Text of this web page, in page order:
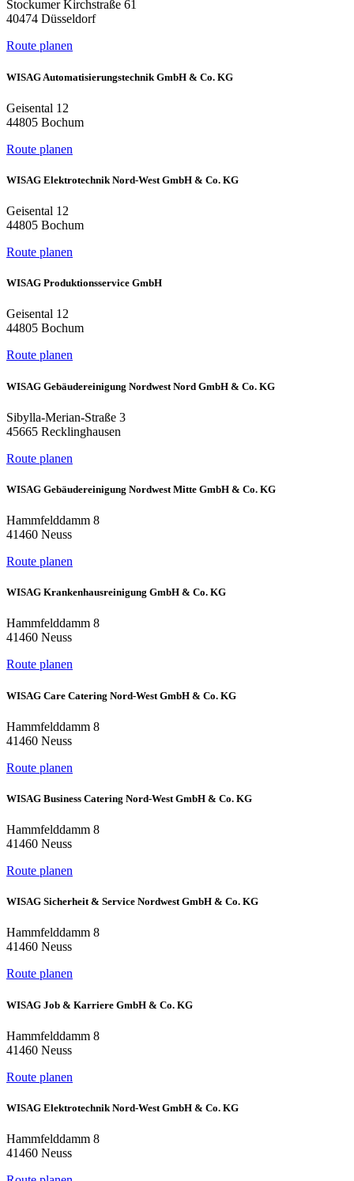
Stockumer Kirchstraße 61
40474 Düsseldorf
Route planen
WISAG Automatisierungstechnik GmbH & Co. KG
Geisental 12
44805 Bochum
Route planen
WISAG Elektrotechnik Nord-West GmbH & Co. KG
Geisental 12
44805 Bochum
Route planen
WISAG Produktionsservice GmbH
Geisental 12
44805 Bochum
Route planen
WISAG Gebäudereinigung Nordwest Nord GmbH & Co. KG
Sibylla-Merian-Straße 3
45665 Recklinghausen
Route planen
WISAG Gebäudereinigung Nordwest Mitte GmbH & Co. KG
Hammfelddamm 8
41460 Neuss
Route planen
WISAG Krankenhausreinigung GmbH & Co. KG
Hammfelddamm 8
41460 Neuss
Route planen
WISAG Care Catering Nord-West GmbH & Co. KG
Hammfelddamm 8
41460 Neuss
Route planen
WISAG Business Catering Nord-West GmbH & Co. KG
Hammfelddamm 8
41460 Neuss
Route planen
WISAG Sicherheit & Service Nordwest GmbH & Co. KG
Hammfelddamm 8
41460 Neuss
Route planen
WISAG Job & Karriere GmbH & Co. KG
Hammfelddamm 8
41460 Neuss
Route planen
WISAG Elektrotechnik Nord-West GmbH & Co. KG
Hammfelddamm 8
41460 Neuss